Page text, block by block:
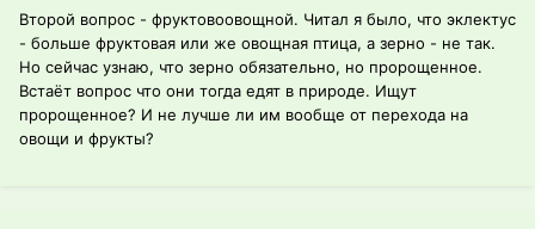
Второй вопрос - фруктовоовощной. Читал я было, что эклектус
- больше фруктовая или же овощная птица, а зерно - не так.
Но сейчас узнаю, что зерно обязательно, но пророщенное.
Встаёт вопрос что они тогда едят в природе. Ищут
пророщенное? И не лучше ли им вообще от перехода на
овощи и фрукты?